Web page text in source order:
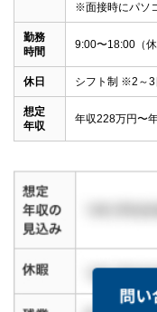
※面接時にパソ
勤務
時間
9:00〜18:00（休
休日 シフト制 ※2～3
想定
年収
年収228万円〜